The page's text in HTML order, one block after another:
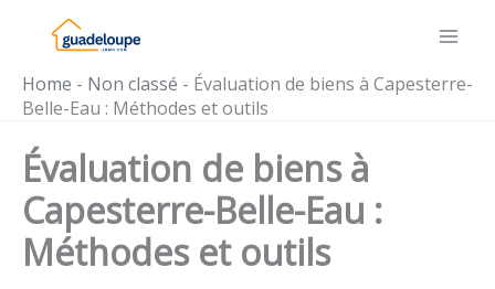
Home - Non classé - Évaluation de biens à Capesterre-
Belle-Eau : Méthodes et outils
Évaluation de biens à
Capesterre-Belle-Eau :
Méthodes et outils